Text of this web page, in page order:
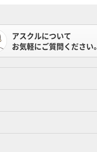
アスクルについて
お気軽にご質問ください。